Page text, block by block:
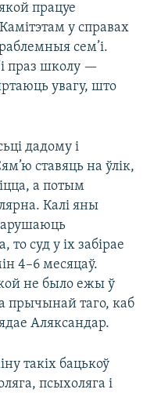
працуе
у справах
сем’і.
праз школу —
увагу, што
дадому і
ставяць на ўлік,
а потым
Калі яны
суд у іх забірае
4–6 месяцаў.
не было ежы ў
прычынай таго, каб
Аляксандар.
такіх бацькоў
псыхоляга і